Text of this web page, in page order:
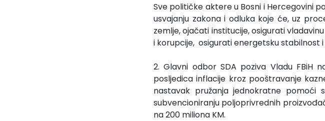
Sve političke aktere u Bosni i Hercegovini
usvajanju zakona i odluka koje će, uz
zemlje, ojačati institucije, osigurati
i korupcije, osigurati energetsku stabilnost
2. Glavni odbor SDA poziva Vladu FBiH
posljedica inflacije kroz pooštravanje
nastavak pružanja jednokratne pomoći
subvencioniranju poljoprivrednih
na 200 miliona KM.